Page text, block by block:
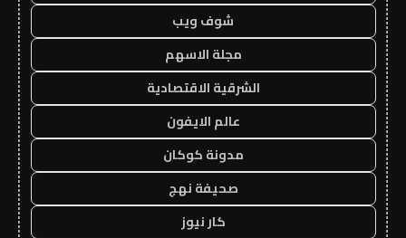
شوف ويب
مجلة الاسهم
الشرقية الاقتصادية
عالم الايفون
مدونة كوكان
صحيفة نهج
كار نيوز